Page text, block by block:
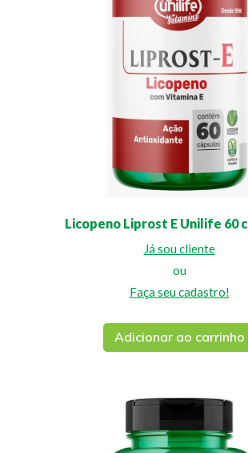
Licopeno Liprost E Unilife 60
Já sou cliente
ou
Faça seu cadastro!
Adicionar ao carrinho